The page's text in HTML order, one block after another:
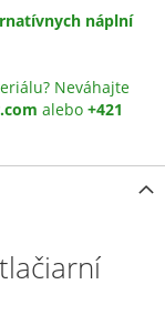
náplní
Neváhajte
alebo +421